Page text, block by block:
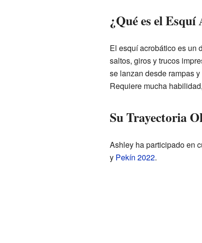
¿Qué es el
El esquí acrobático es un
saltos, giros y trucos
se lanzan desde rampas
Requiere mucha
Su Trayectoria
Ashley ha participado en
y Pekín 2022.